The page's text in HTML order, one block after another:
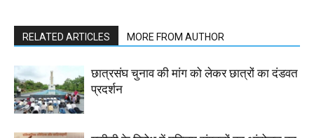
RELATED ARTICLES MORE FROM AUTHOR
छात्रसंघ चुनाव की मांग को लेकर छात्रों का दंडवत
प्रदर्शन